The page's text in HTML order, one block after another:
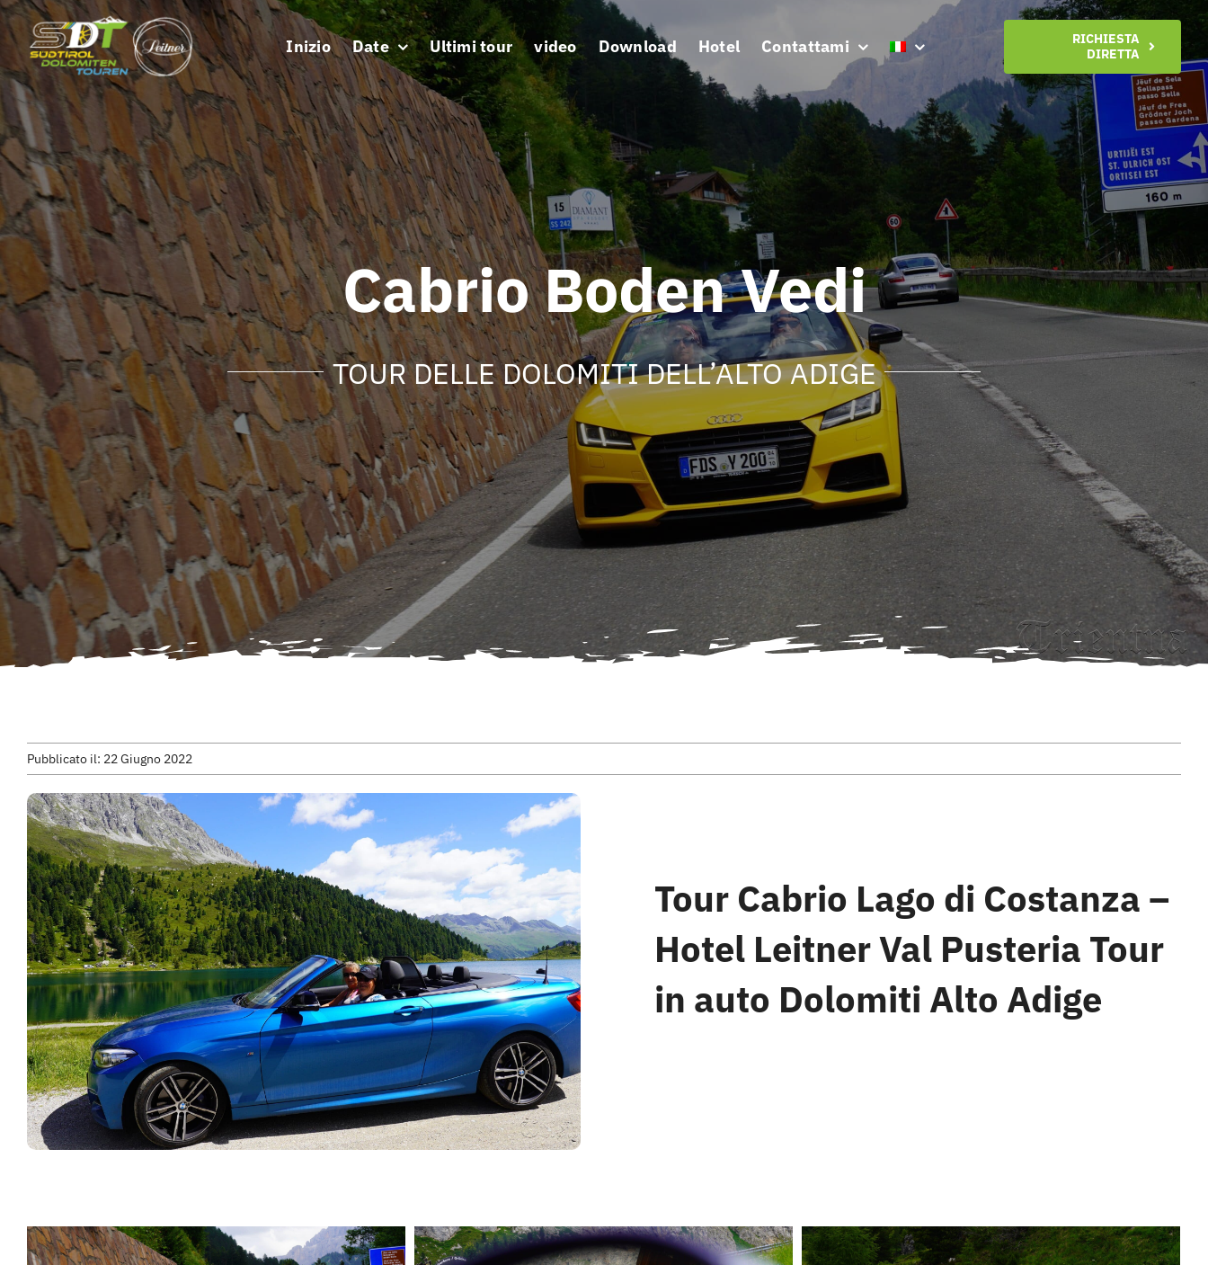
Skip
to
content
Inizio Date Ultimi tour video Download Hotel Contattami
RICHIESTA
DIRETTA
Cabrio Boden Vedi
TOUR DELLE DOLOMITI DELL’ALTO ADIGE
Pubblicato il: 22 Giugno 2022
Tour Cabrio Lago di Costanza –
Hotel Leitner Val Pusteria Tour
in auto Dolomiti Alto Adige